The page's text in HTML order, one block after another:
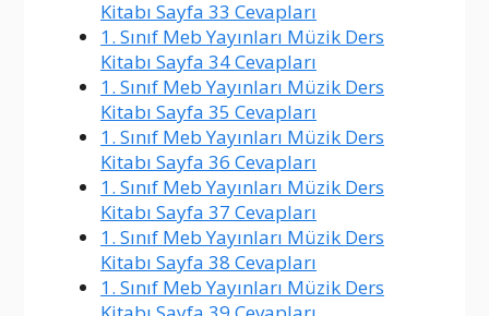
Kitabı Sayfa 33 Cevapları
1. Sınıf Meb Yayınları Müzik Ders
Kitabı Sayfa 34 Cevapları
1. Sınıf Meb Yayınları Müzik Ders
Kitabı Sayfa 35 Cevapları
1. Sınıf Meb Yayınları Müzik Ders
Kitabı Sayfa 36 Cevapları
1. Sınıf Meb Yayınları Müzik Ders
Kitabı Sayfa 37 Cevapları
1. Sınıf Meb Yayınları Müzik Ders
Kitabı Sayfa 38 Cevapları
1. Sınıf Meb Yayınları Müzik Ders